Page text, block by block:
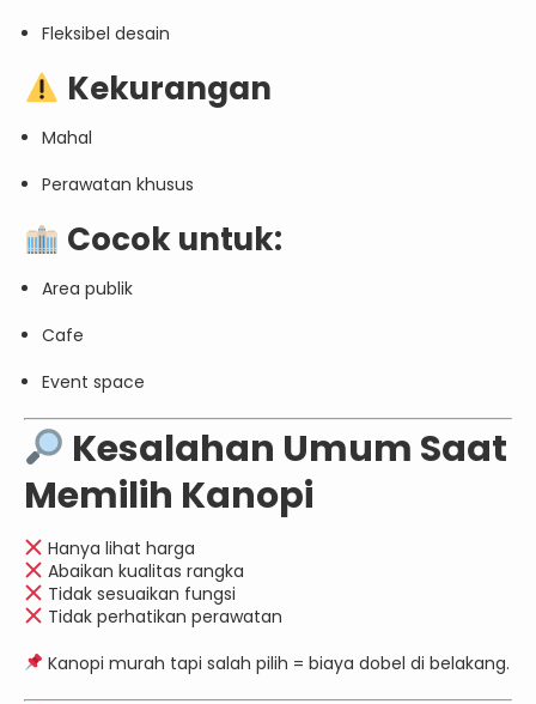
Fleksibel desain
Kekurangan
Mahal
Perawatan khusus
Cocok untuk:
Area publik
Cafe
Event space
Kesalahan Umum Saat
Memilih Kanopi
Hanya lihat harga
Abaikan kualitas rangka
Tidak sesuaikan fungsi
Tidak perhatikan perawatan
Kanopi murah tapi salah pilih = biaya dobel di belakang.